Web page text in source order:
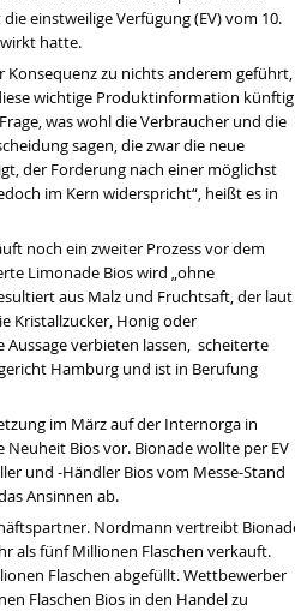
einstweilige Verfügung (EV) vom 10.
hatte.
zu nichts anderem geführt,
wichtige Produktinformation künftig
was wohl die Verbraucher und die
sagen, die zwar die neue
der Forderung nach einer möglichst
im Kern widerspricht“, heißt es in
noch ein zweiter Prozess vor dem
Limonade Bios wird „ohne
aus Malz und Fruchtsaft, der laut
Kristallzucker, Honig oder
verbieten lassen, scheiterte
Hamburg und ist in Berufung
im März auf der Internorga in
Bios vor. Bionade wollte per EV
und -Händler Bios vom Messe-Stand
Ansinnen ab.
Nordmann vertreibt
als fünf Millionen Flaschen verkauft.
Flaschen abgefüllt. Wettbewerber
Flaschen Bios in den Handel zu